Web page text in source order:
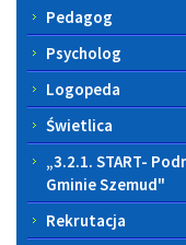
Pedagog
Psycholog
Logopeda
Świetlica
„3.2.1. START-
Gminie Szemud"
Rekrutacja